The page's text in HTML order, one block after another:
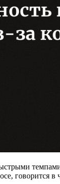
говорится в